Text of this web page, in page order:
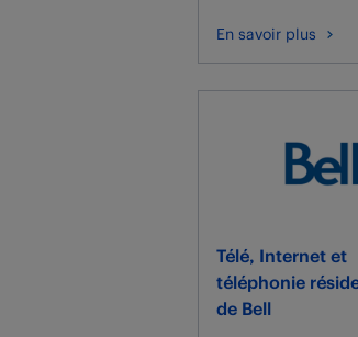
En savoir plus
Télé, Internet et
téléphonie
de Bell